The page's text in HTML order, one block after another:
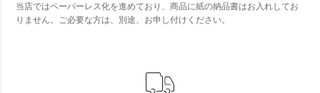
当店ではペーパーレス化を進めており、商品に紙の納品書はお入れしてお
りません。ご必要な方は、別途、お申し付けください。